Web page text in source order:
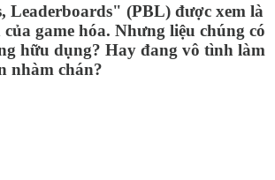
Leaderboards" (PBL) được xem là
game hóa. Nhưng liệu chúng có
hữu dụng? Hay đang vô tình làm
nhàm chán?